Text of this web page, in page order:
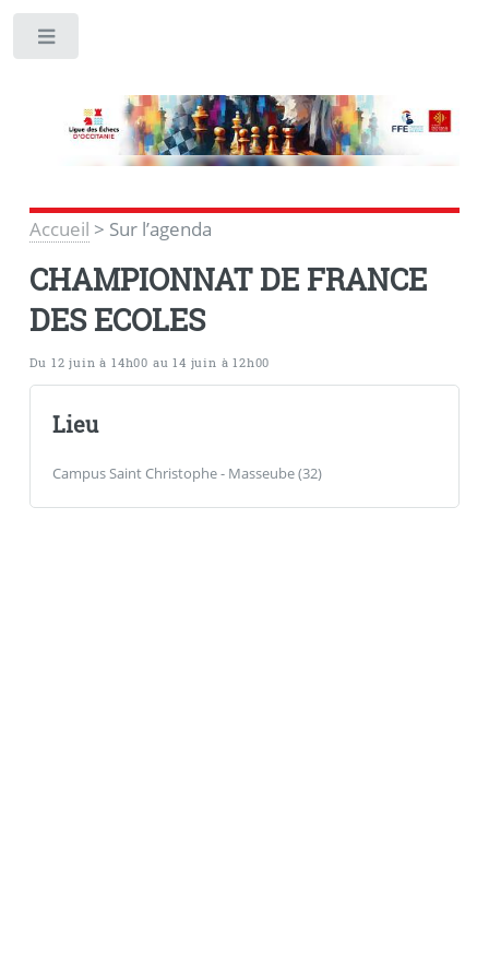
Accueil > Sur l’agenda
CHAMPIONNAT DE FRANCE
DES ECOLES
Du 12 juin à 14h00 au 14 juin à 12h00
Lieu
Campus Saint Christophe - Masseube (32)